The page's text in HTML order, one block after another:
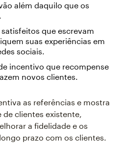
além daquilo que os
satisfeitos que escrevam
suas experiências em
sociais.
incentivo que recompense
novos clientes.
as referências e mostra
de clientes existente,
a fidelidade e os
prazo com os clientes.